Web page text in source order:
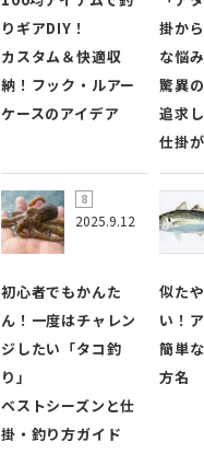
りギアDIY！
カスタム＆快適収
納！フック・ルアー
ケースのアイデア
掛か
な悩
驚異
追求
仕掛
2025.9.12
初心者でもかんた
ん！一度はチャレン
ジしたい「タコ釣
り」
ベストシーズンと仕
掛・釣り方ガイド
似た
い！
簡単
方名